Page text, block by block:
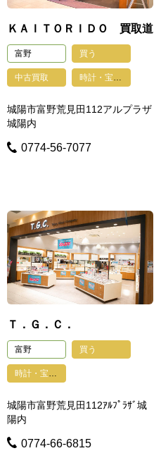
ＫＡＩＴＯＲＩＤＯ 買取道
富野 買う
中古買取 時計・宝石・貴金属・眼鏡・印鑑・鍵・写真
城陽市富野荒見田112アルプラザ
城陽内
0774-56-7077
Ｔ．Ｇ．Ｃ．
富野 買う
城陽市富野荒見田112ｱﾙﾌﾟﾗｻﾞ城
陽内
0774-66-6815